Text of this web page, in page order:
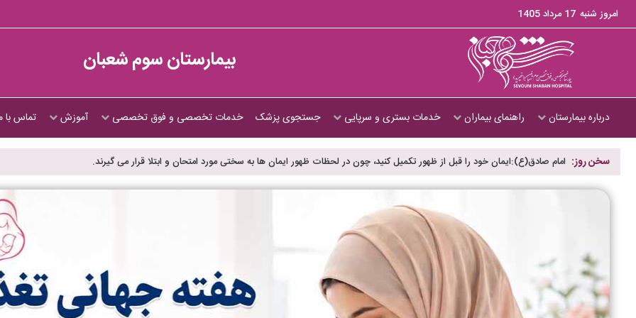
امروز شنبه 17 مرداد 1405
بیمارستان سوم شعبان
درباره بیمارستان راهنمای بیماران خدمات بستری و سرپایی جستجوی پزشک خدمات تخصصی و فوق تخصصی آموزش تماس با
سخن روز: امام صادق(ع):ایمان خود را قبل از ظهور تکمیل کنید، چون در لحظات ظهور ایمان ها به سختی مورد امتحان و ابتلا قرار می گیرند.